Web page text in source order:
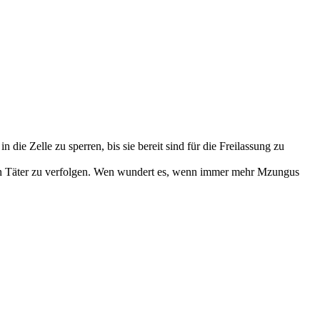
die Zelle zu sperren, bis sie bereit sind für die Freilassung zu
zu verfolgen. Wen wundert es, wenn immer mehr Mzungus